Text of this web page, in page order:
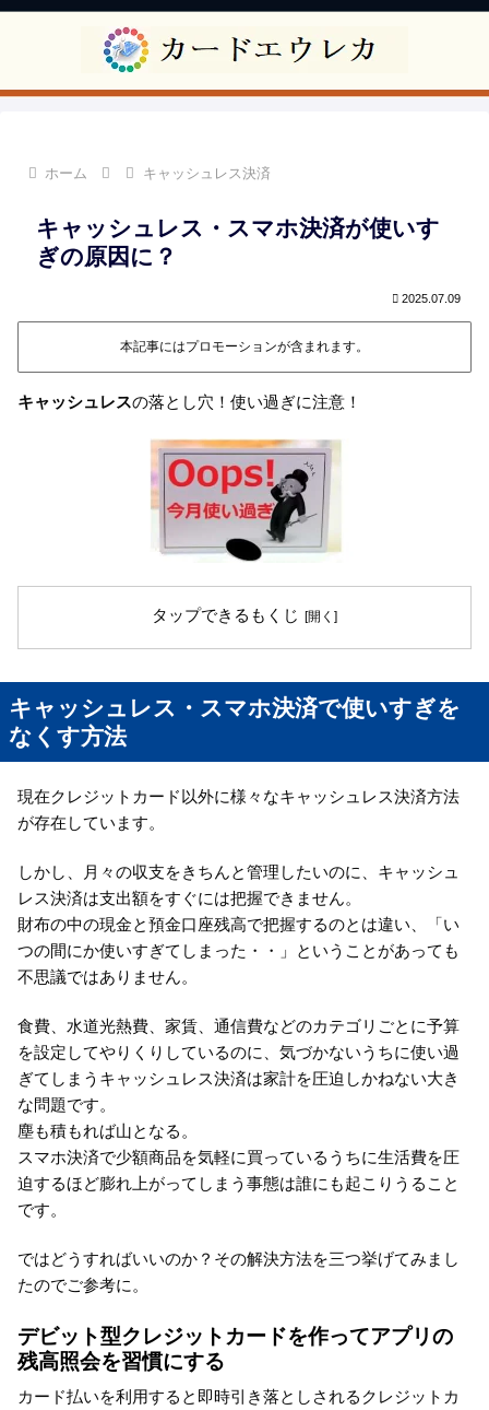
ホーム キャッシュレス決済
キャッシュレス・スマホ決済が使いす
ぎの原因に？
2025.07.09
本記事にはプロモーションが含まれます。
キャッシュレスの落とし穴！使い過ぎに注意！
タップできるもくじ
キャッシュレス・スマホ決済で使いすぎを
なくす方法
現在クレジットカード以外に様々なキャッシュレス決済方法
が存在しています。
しかし、月々の収支をきちんと管理したいのに、キャッシュ
レス決済は支出額をすぐには把握できません。
財布の中の現金と預金口座残高で把握するのとは違い、「い
つの間にか使いすぎてしまった・・」ということがあっても
不思議ではありません。
食費、水道光熱費、家賃、通信費などのカテゴリごとに予算
を設定してやりくりしているのに、気づかないうちに使い過
ぎてしまうキャッシュレス決済は家計を圧迫しかねない大き
な問題です。
塵も積もれば山となる。
スマホ決済で少額商品を気軽に買っているうちに生活費を圧
迫するほど膨れ上がってしまう事態は誰にも起こりうること
です。
ではどうすればいいのか？その解決方法を三つ挙げてみまし
たのでご参考に。
デビット型クレジットカードを作ってアプリの
残高照会を習慣にする
カード払いを利用すると即時引き落としされるクレジットカ